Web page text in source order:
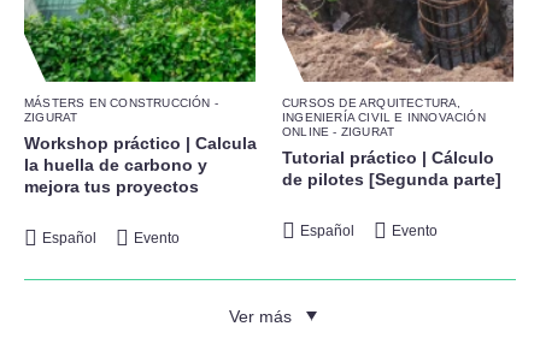
MÁSTERS EN CONSTRUCCIÓN -
ZIGURAT
Workshop práctico | Calcula
la huella de carbono y
mejora tus proyectos
Español Evento
CURSOS DE ARQUITECTURA,
INGENIERÍA CIVIL E INNOVACIÓN
ONLINE - ZIGURAT
Tutorial práctico | Cálculo
de pilotes [Segunda parte]
Español Evento
Ver más